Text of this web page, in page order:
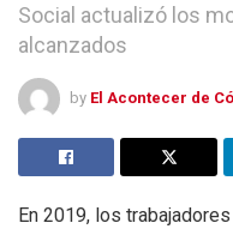
Social actualizó los
alcanzados
by El Acontecer de
En 2019, los